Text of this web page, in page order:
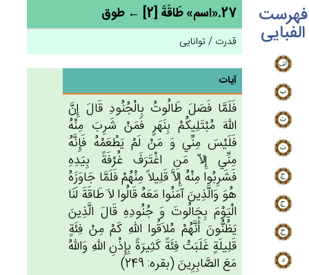
فهرست
الفبایی
27.«اسم» طَاقَة‌َ [2] ← طوق
قدرت / توانایی
آیات
فَلَمَّا فَصَل‌َ طَالُوت‌ُ بِالْجُنُودِ قَال‌َ إِن‌َّ
الله‌َ مُبْتَلِيكُمْ‌ بِنَهَرٍ فَمَنْ‌ شَرِب‌َ مِنْه‌ُ
فَلَيْس‌َ مِنِّي وَ مَنْ‌ لَم‌ْ يَطْعَمْه‌ُ فَإِنَّه‌ُ
مِنِّي‌ إِلاّ مَن‌ِ اغْتَرَف‌َ غُرْفَة‌ً بِيَدِه‌ِ
فَشَرِبُوا مِنْه‌ُ إِلاَّ قَلِيلاً مِنْهُم‌ْ فَلَمَّا جَاوَزَه‌ُ
هُوَ وَالَّذِين‌َ آمَنُوا مَعَه‌ُ قَالُوا لاَ طَاقَة‌َ لَنَا
الْيَوْم‌َ بِجَالُوت‌َ وَ جُنُودِه‌ِ قَال‌َ الَّذِين‌َ
يَظُنُّون‌َ أَنَّهُمْ‌ مُلاَقُوا الله‌ِ كَم‌ْ مِنْ‌ فِئَة‌ٍ
قَلِيلَة‌ٍ غَلَبَت‌ْ فِئَة‌ً كَثِيرَة‌ً بِإِذْن‌ِ الله‌ِ وَالله‌ُ
مَع‌َ الصَّابِرِين‌َ (بقره: 249)